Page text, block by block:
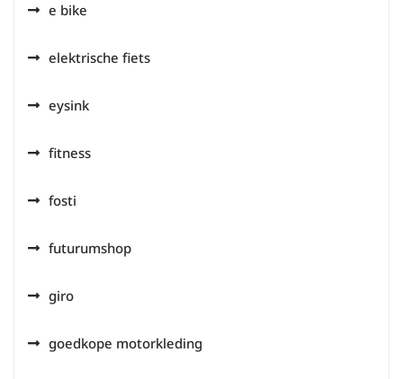
e bike
elektrische fiets
eysink
fitness
fosti
futurumshop
giro
goedkope motorkleding